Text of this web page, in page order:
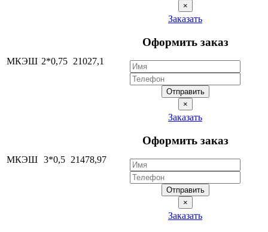
×
МКЭШ 2*0,75 21027,1
Заказать
Оформить заказ
Отправить
×
МКЭШ 3*0,5 21478,97
Заказать
Оформить заказ
Отправить
×
Заказать